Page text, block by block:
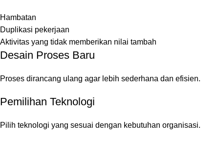
Hambatan
Duplikasi pekerjaan
Aktivitas yang tidak memberikan nilai tambah
Desain Proses Baru
Proses dirancang ulang agar lebih sederhana dan efisien.
Pemilihan Teknologi
Pilih teknologi yang sesuai dengan kebutuhan organisasi.